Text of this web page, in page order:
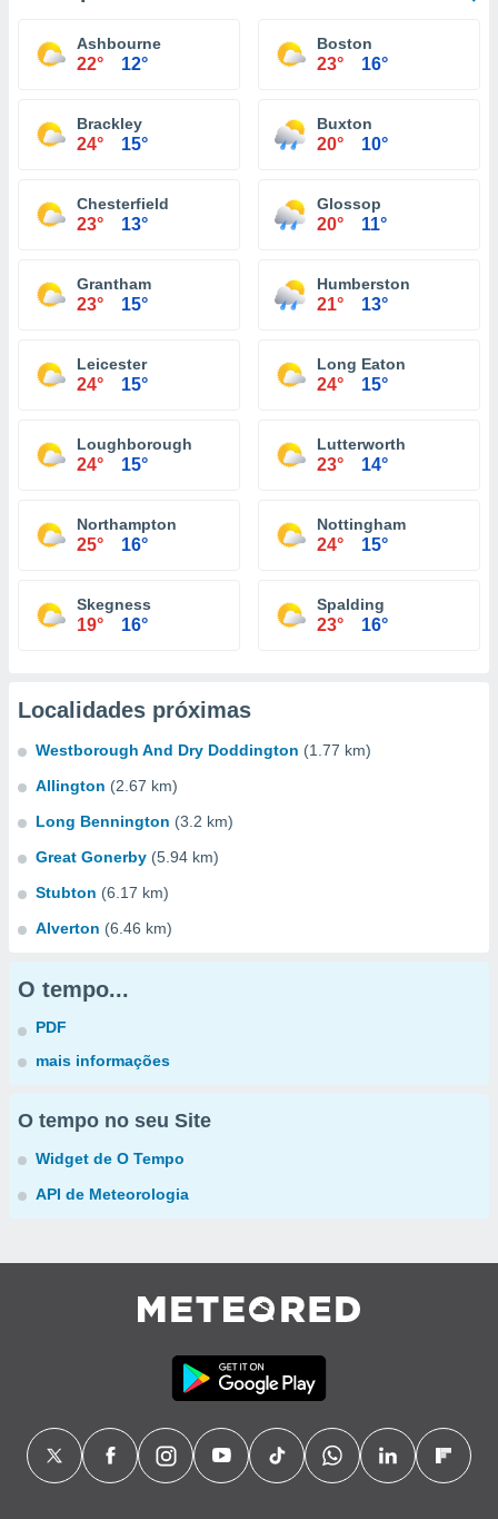
Ashbourne
22° 12°
Boston
23° 16°
Brackley
24° 15°
Buxton
20° 10°
Chesterfield
23° 13°
Glossop
20° 11°
Grantham
23° 15°
Humberston
21° 13°
Leicester
24° 15°
Long Eaton
24° 15°
Loughborough
24° 15°
Lutterworth
23° 14°
Northampton
25° 16°
Nottingham
24° 15°
Skegness
19° 16°
Spalding
23° 16°
Localidades próximas
Westborough And Dry Doddington (1.77 km)
Allington (2.67 km)
Long Bennington (3.2 km)
Great Gonerby (5.94 km)
Stubton (6.17 km)
Alverton (6.46 km)
O tempo...
PDF
mais informações
O tempo no seu Site
Widget de O Tempo
API de Meteorologia